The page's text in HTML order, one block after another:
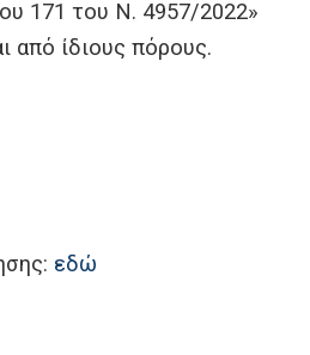
171 του Ν. 4957/2022»
από ίδιους πόρους.
εδώ